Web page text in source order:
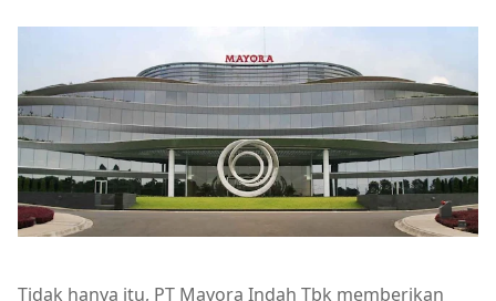
Tidak hanya itu, PT Mayora Indah Tbk memberikan